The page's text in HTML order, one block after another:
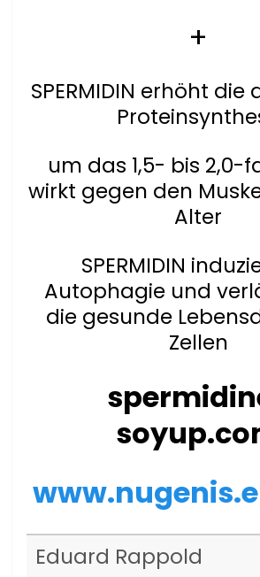
+
SPERMIDIN erhöht
um das 1,5- bis 2,0-
wirkt gegen den
Alter
SPERMIDIN
Autophagie und
die gesunde
Zellen
Eduard Rappold